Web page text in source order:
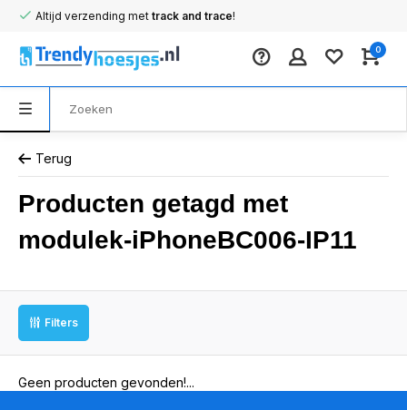
Altijd verzending met track and trace!
0
Terug
Producten getagd met
modulek-iPhoneBC006-IP11
Filters
Geen producten gevonden!...